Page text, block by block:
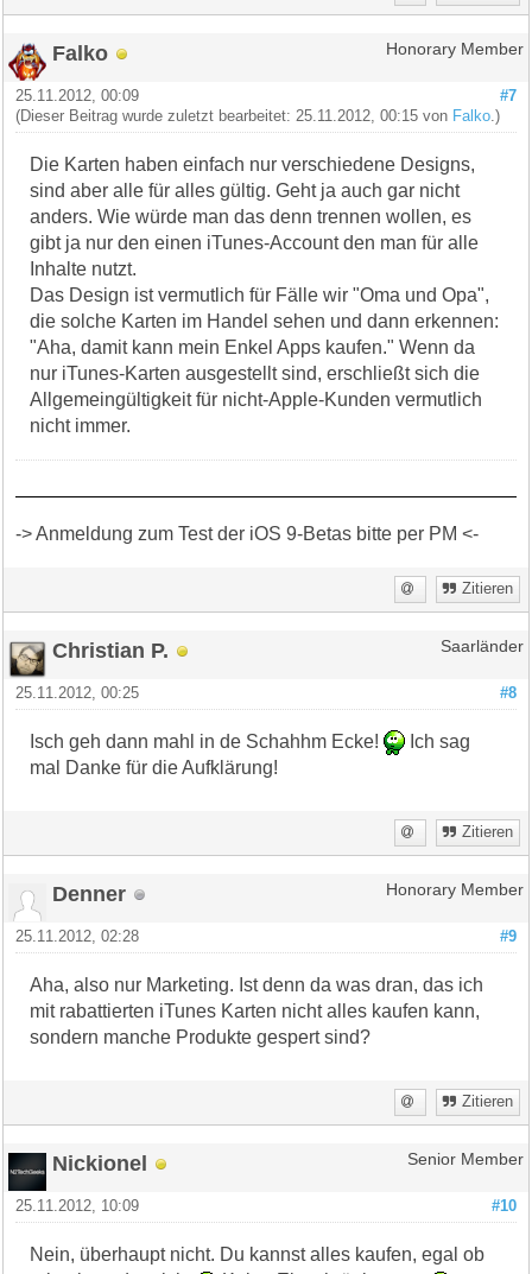
Falko Honorary Member
#7
25.11.2012, 00:09
(Dieser Beitrag wurde zuletzt bearbeitet: 25.11.2012, 00:15 von Falko .)
Die Karten haben einfach nur verschiedene Designs,
sind aber alle für alles gültig. Geht ja auch gar nicht
anders. Wie würde man das denn trennen wollen, es
gibt ja nur den einen iTunes-Account den man für alle
Inhalte nutzt.
Das Design ist vermutlich für Fälle wir "Oma und Opa",
die solche Karten im Handel sehen und dann erkennen:
"Aha, damit kann mein Enkel Apps kaufen." Wenn da
nur iTunes-Karten ausgestellt sind, erschließt sich die
Allgemeingültigkeit für nicht-Apple-Kunden vermutlich
nicht immer.
-> Anmeldung zum Test der iOS 9-Betas bitte per PM <-
Zitieren
Christian P. Saarländer
#8
25.11.2012, 00:25
Isch geh dann mahl in de Schahhm Ecke!
Ich sag
mal Danke für die Aufklärung!
Zitieren
Denner Honorary Member
#9
25.11.2012, 02:28
Aha, also nur Marketing. Ist denn da was dran, das ich
mit rabattierten iTunes Karten nicht alles kaufen kann,
sondern manche Produkte gespert sind?
Zitieren
Nickionel Senior Member
#10
25.11.2012, 10:09
Nein, überhaupt nicht. Du kannst alles kaufen, egal ob